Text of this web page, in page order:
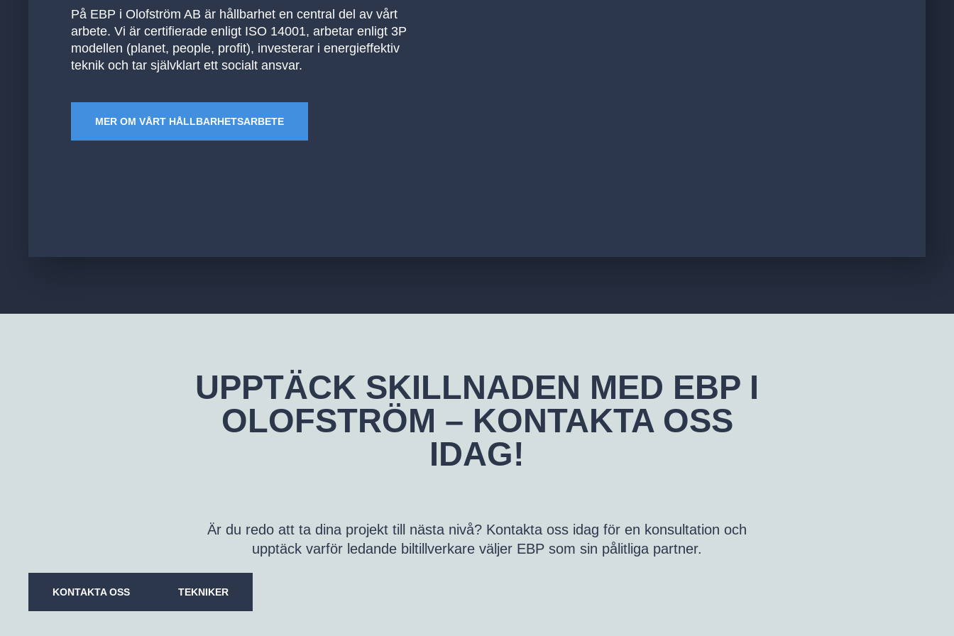
På EBP i Olofström AB är hållbarhet en central del av vårt
arbete. Vi är certifierade enligt ISO 14001, arbetar enligt 3P
modellen (planet, people, profit), investerar i energieffektiv
teknik och tar självklart ett socialt ansvar.
MER OM VÅRT HÅLLBARHETSARBETE
UPPTÄCK SKILLNADEN MED EBP I
OLOFSTRÖM – KONTAKTA OSS
IDAG!
Är du redo att ta dina projekt till nästa nivå? Kontakta oss idag för en konsultation och
upptäck varför ledande biltillverkare väljer EBP som sin pålitliga partner.
KONTAKTA OSS TEKNIKER